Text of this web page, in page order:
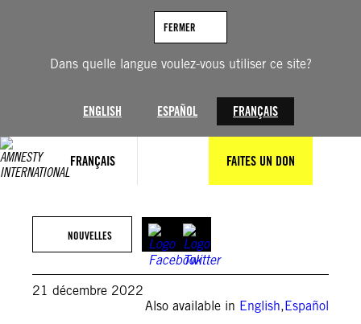
Dans quelle langue voulez-vous utiliser ce site?
ENGLISH ESPAÑOL FRANÇAIS
FERMER
FRANÇAIS FAITES UN DON
©Pavlo Palamarchuk/SOPA Images/LightRocket via Getty Images
NOUVELLES
21 décembre 2022
Also available in English,Español